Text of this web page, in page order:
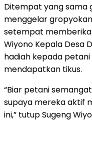
Ditempat yang sama
menggelar
setempat
Wiyono Kepala Desa
hadiah kepada
mendapatkan tikus.
“Biar petani
supaya mereka aktif
ini,” tutup Sugeng